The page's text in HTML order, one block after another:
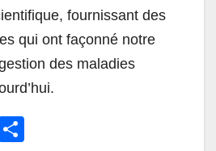
fournissant des
qui ont façonné notre
des maladies
E